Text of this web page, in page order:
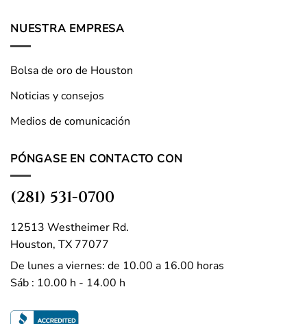
NUESTRA EMPRESA
Bolsa de oro de Houston
Noticias y consejos
Medios de comunicación
PÓNGASE EN CONTACTO CON
(281) 531-0700
12513 Westheimer Rd.
Houston, TX 77077
De lunes a viernes: de 10.00 a 16.00 horas
Sáb : 10.00 h - 14.00 h